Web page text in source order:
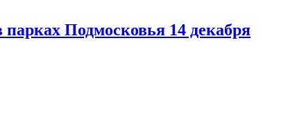
Подмосковья 14 декабря